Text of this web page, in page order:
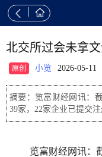
 
北交所过会未拿
原创 小览 2026-05-11
摘要：览富财经网讯：
39家，22家企业已提交
览富财经网讯：